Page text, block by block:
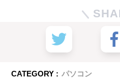
CATEGORY : パソコン